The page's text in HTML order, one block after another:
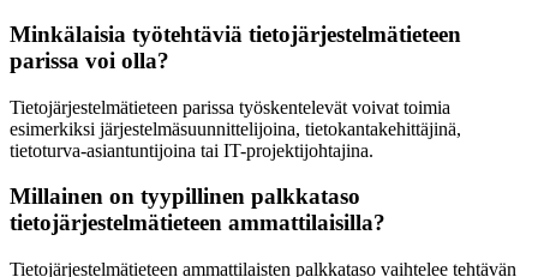
Minkälaisia työtehtäviä tietojärjestelmätieteen
parissa voi olla?
Tietojärjestelmätieteen parissa työskentelevät voivat toimia
esimerkiksi järjestelmäsuunnittelijoina, tietokantakehittäjinä,
tietoturva-asiantuntijoina tai IT-projektijohtajina.
Millainen on tyypillinen palkkataso
tietojärjestelmätieteen ammattilaisilla?
Tietojärjestelmätieteen ammattilaisten palkkataso vaihtelee tehtävän